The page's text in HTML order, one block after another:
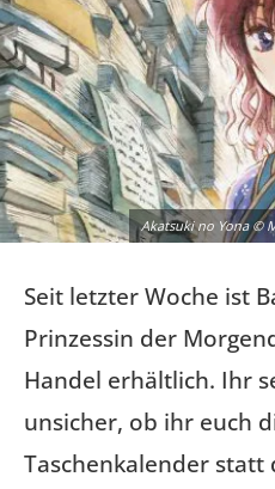
Akatsuki no Yona ©
Seit letzter Woche ist
Prinzessin der
Handel erhältlich. Ihr
unsicher, ob ihr euch
Taschenkalender statt